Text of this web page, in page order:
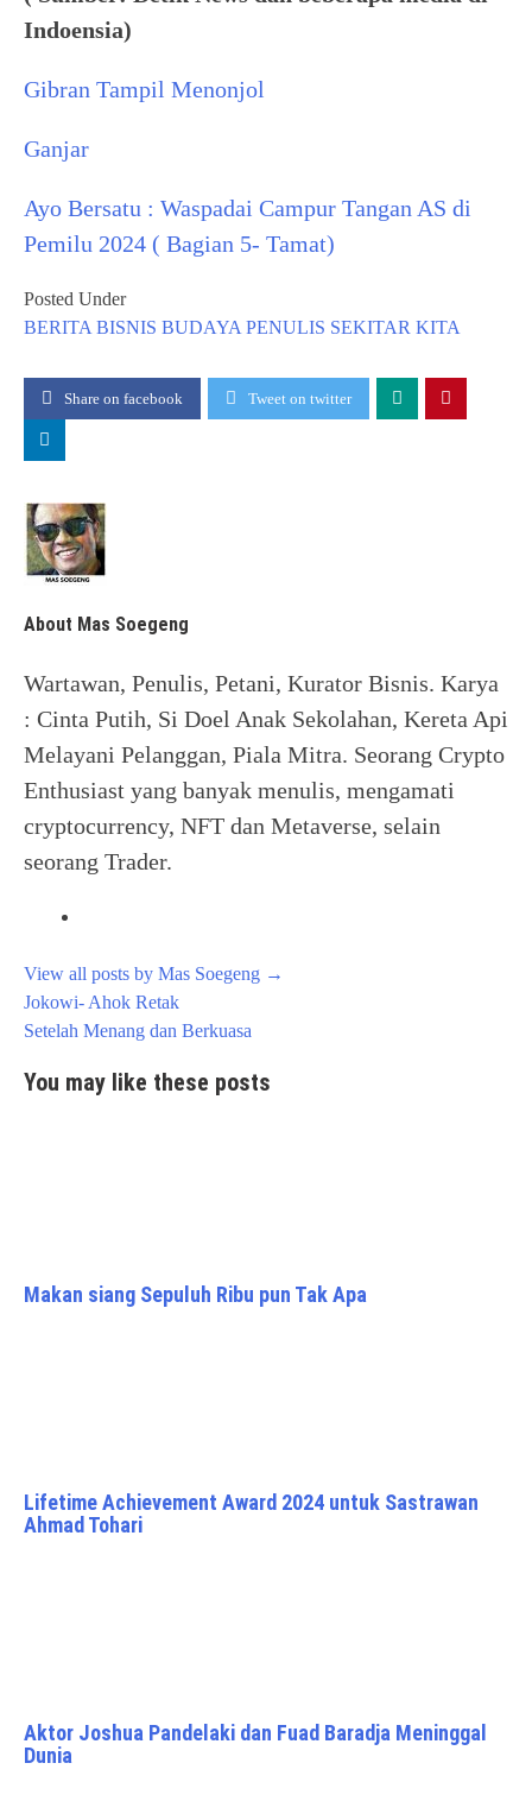
Indoensia)
Gibran Tampil Menonjol
Ganjar
Ayo Bersatu : Waspadai Campur Tangan AS di
Pemilu 2024 ( Bagian 5- Tamat)
Posted Under
BERITA BISNIS BUDAYA PENULIS SEKITAR KITA
Share on facebook Tweet on twitter
About Mas Soegeng
Wartawan, Penulis, Petani, Kurator Bisnis. Karya
: Cinta Putih, Si Doel Anak Sekolahan, Kereta Api
Melayani Pelanggan, Piala Mitra. Seorang Crypto
Enthusiast yang banyak menulis, mengamati
cryptocurrency, NFT dan Metaverse, selain
seorang Trader.
View all posts by Mas Soegeng →
Post
navigation
Jokowi- Ahok Retak
Setelah Menang dan Berkuasa
You may like these posts
Makan siang Sepuluh Ribu pun Tak Apa
Lifetime Achievement Award 2024 untuk Sastrawan
Ahmad Tohari
Aktor Joshua Pandelaki dan Fuad Baradja Meninggal
Dunia